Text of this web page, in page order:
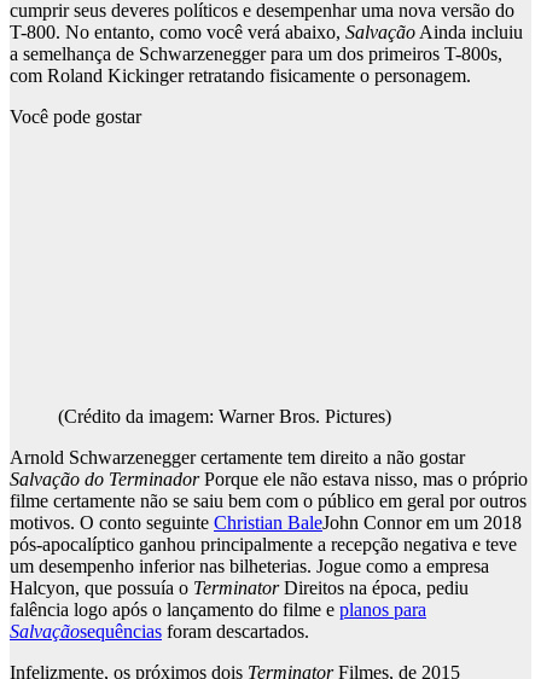
cumprir seus deveres políticos e desempenhar uma nova versão do
T-800. No entanto, como você verá abaixo, SalvaçãoAinda incluiu
a semelhança de Schwarzenegger para um dos primeiros T-800s,
com Roland Kickinger retratando fisicamente o personagem.
Você pode gostar
(Crédito da imagem: Warner Bros. Pictures)
Arnold Schwarzenegger certamente tem direito a não gostar
Salvação do TerminadorPorque ele não estava nisso, mas o próprio
filme certamente não se saiu bem com o público em geral por outros
motivos. O conto seguinte Christian BaleJohn Connor em um 2018
pós-apocalíptico ganhou principalmente a recepção negativa e teve
um desempenho inferior nas bilheterias. Jogue como a empresa
Halcyon, que possuía o TerminatorDireitos na época, pediu
falência logo após o lançamento do filme e planos para
Salvaçãosequências foram descartados.
Infelizmente, os próximos dois TerminatorFilmes, de 2015